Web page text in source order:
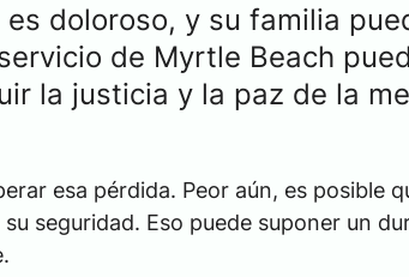
doloroso, y su familia
de Myrtle Beach
la justicia y la paz de la
esa pérdida. Peor aún, es posible
seguridad. Eso puede suponer un